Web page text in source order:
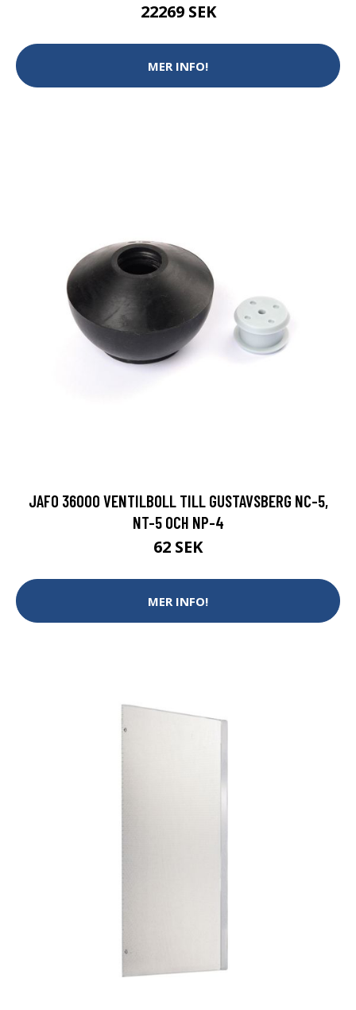
22269 SEK
MER INFO!
JAFO 36000 VENTILBOLL TILL GUSTAVSBERG NC-5,
NT-5 OCH NP-4
62 SEK
MER INFO!